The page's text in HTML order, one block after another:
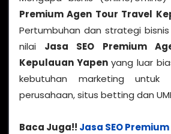
Premium Agen Tour Travel
Pertumbuhan dan strategi
nilai Jasa SEO Premium
Kepulauan Yapenyang luar
kebutuhan marketing untuk
perusahaan, situs betting dan
Baca Juga!! Jasa SEO